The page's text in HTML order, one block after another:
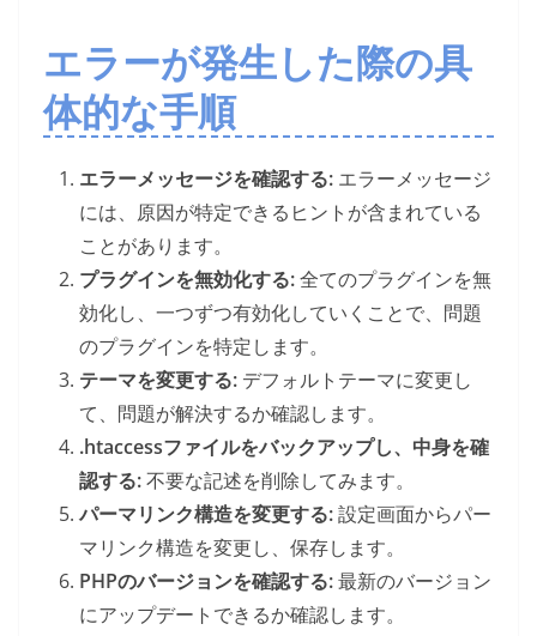
エラーが発生した際の具
体的な手順
エラーメッセージを確認する: エラーメッセージ
には、原因が特定できるヒントが含まれている
ことがあります。
プラグインを無効化する:全てのプラグインを無
効化し、一つずつ有効化していくことで、問題
のプラグインを特定します。
テーマを変更する: デフォルトテーマに変更し
て、問題が解決するか確認します。
.htaccessファイルをバックアップし、中身を確
認する:不要な記述を削除してみます。
パーマリンク構造を変更する:設定画面からパー
マリンク構造を変更し、保存します。
PHPのバージョンを確認する:最新のバージョン
にアップデートできるか確認します。